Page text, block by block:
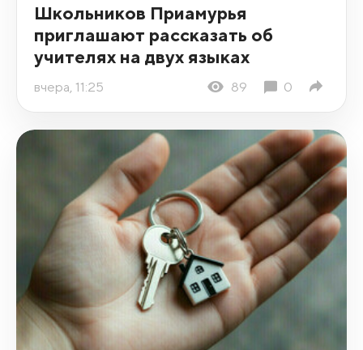
Школьников Приамурья
приглашают рассказать об
учителях на двух языках
вчера, 11:25 89 0